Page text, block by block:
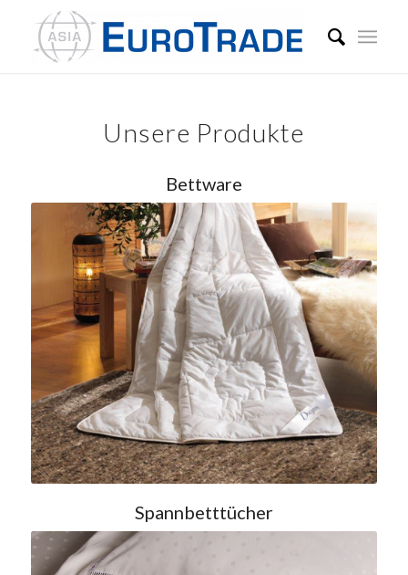
Unsere Produkte
Bettware
Spannbetttücher